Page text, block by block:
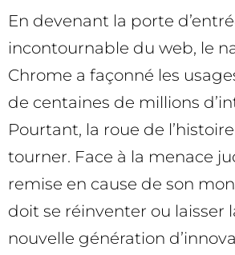
En devenant la porte
incontournable du web, le
Chrome a façonné les
de centaines de millions
Pourtant, la roue de
tourner. Face à la menace
remise en cause de son
doit se réinventer ou laisser
nouvelle génération